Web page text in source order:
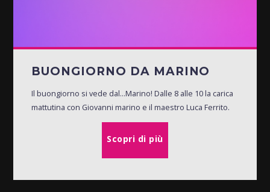
BUONGIORNO DA MARINO
Il buongiorno si vede dal...Marino! Dalle 8 alle 10 la carica
mattutina con Giovanni marino e il maestro Luca Ferrito.
Scopri di più